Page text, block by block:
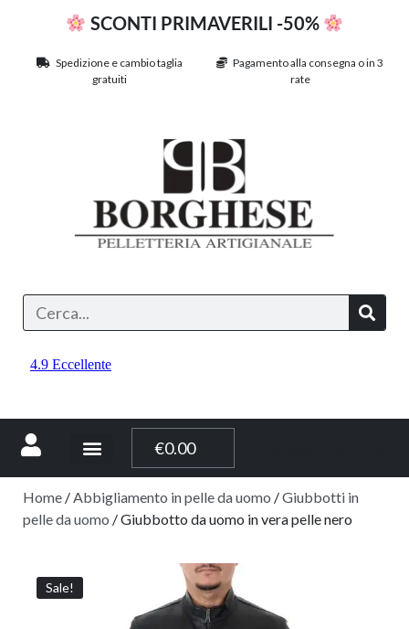
SCONTI PRIMAVERILI -50%
Spedizione e cambio taglia
gratuiti
Pagamento alla consegna o in 3
rate
€0.00
Home /Abbigliamento in pelle da uomo /Giubbotti in
pelle da uomo / Giubbotto da uomo in vera pelle nero
Sale!